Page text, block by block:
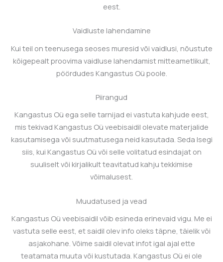
eest.
Vaidluste lahendamine
Kui teil on teenusega seoses muresid või vaidlusi, nõustute
kõigepealt proovima vaidluse lahendamist mitteametlikult,
pöördudes Kangastus Oü poole.
Piirangud
Kangastus Oü ega selle tarnijad ei vastuta kahjude eest,
mis tekivad Kangastus Oü veebisaidil olevate materjalide
kasutamisega või suutmatusega neid kasutada. Seda Isegi
siis, kui Kangastus Oü või selle volitatud esindajat on
suuliselt või kirjalikult teavitatud kahju tekkimise
võimalusest.
Muudatused ja vead
Kangastus Oü veebisaidil võib esineda erinevaid vigu. Me ei
vastuta selle eest, et saidil olev info oleks täpne, täielik või
asjakohane. Võime saidil olevat infot igal ajal ette
teatamata muuta või kustutada. Kangastus Oü ei ole